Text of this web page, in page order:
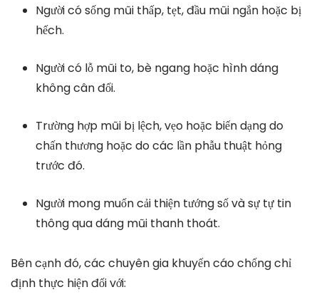
Người có sống mũi thấp, tẹt, đầu mũi ngắn hoặc bị
hếch.
Người có lỗ mũi to, bè ngang hoặc hình dáng
không cân đối.
Trường hợp mũi bị lệch, vẹo hoặc biến dạng do
chấn thương hoặc do các lần phẫu thuật hỏng
trước đó.
Người mong muốn cải thiện tướng số và sự tự tin
thông qua dáng mũi thanh thoát.
Bên cạnh đó, các chuyên gia khuyến cáo chống chỉ
định thực hiện đối với: